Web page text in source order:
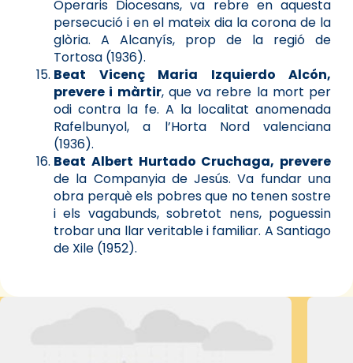
Operaris Diocesans, va rebre en aquesta
persecució i en el mateix dia la corona de la
glòria. A Alcanyís, prop de la regió de
Tortosa (1936).
Beat Vicenç Maria Izquierdo Alcón,
prevere i màrtir, que va rebre la mort per
odi contra la fe. A la localitat anomenada
Rafelbunyol, a l’Horta Nord valenciana
(1936).
Beat Albert Hurtado Cruchaga, prevere
de la Companyia de Jesús. Va fundar una
obra perquè els pobres que no tenen sostre
i els vagabunds, sobretot nens, poguessin
trobar una llar veritable i familiar. A Santiago
de Xile (1952).